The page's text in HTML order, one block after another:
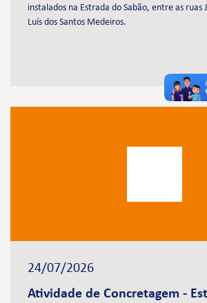
instalados na Estrada do Sabão, entre as ruas
Luís dos Santos Medeiros.
24/07/2026
Atividade de Concretagem -